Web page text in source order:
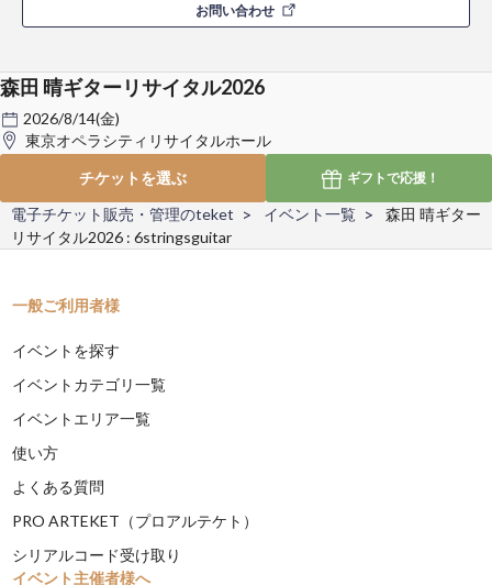
お問い合わせ
森田 晴ギターリサイタル2026
2026/8/14(金)
東京オペラシティリサイタルホール
チケットを選ぶ
ギフトで応援！
電子チケット販売・管理のteket イベント一覧
森田 晴ギター
リサイタル2026 : 6stringsguitar
一般ご利用者様
イベントを探す
イベントカテゴリ一覧
イベントエリア一覧
使い方
よくある質問
PRO ARTEKET（プロアルテケト）
シリアルコード受け取り
イベント主催者様へ